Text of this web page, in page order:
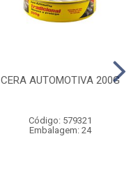
CERA AUTOMOTIVA 200G
Código: 579321
Embalagem: 24